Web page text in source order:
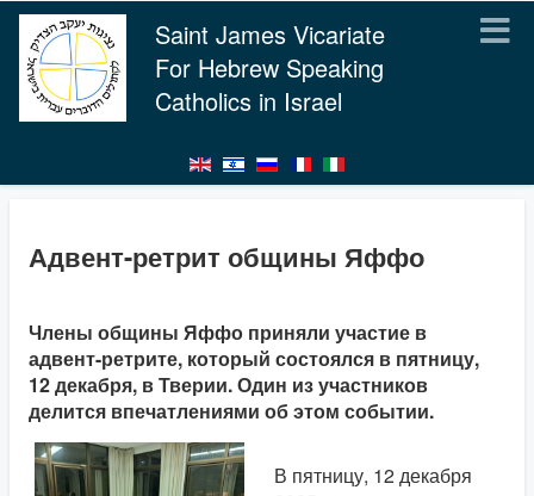
Saint James Vicariate
For Hebrew Speaking
Catholics in Israel
Адвент-ретрит общины Яффо
Члены общины Яффо приняли участие в
адвент-ретрите, который состоялся в пятницу,
12 декабря, в Тверии. Один из участников
делится впечатлениями об этом событии.
В пятницу, 12 декабря